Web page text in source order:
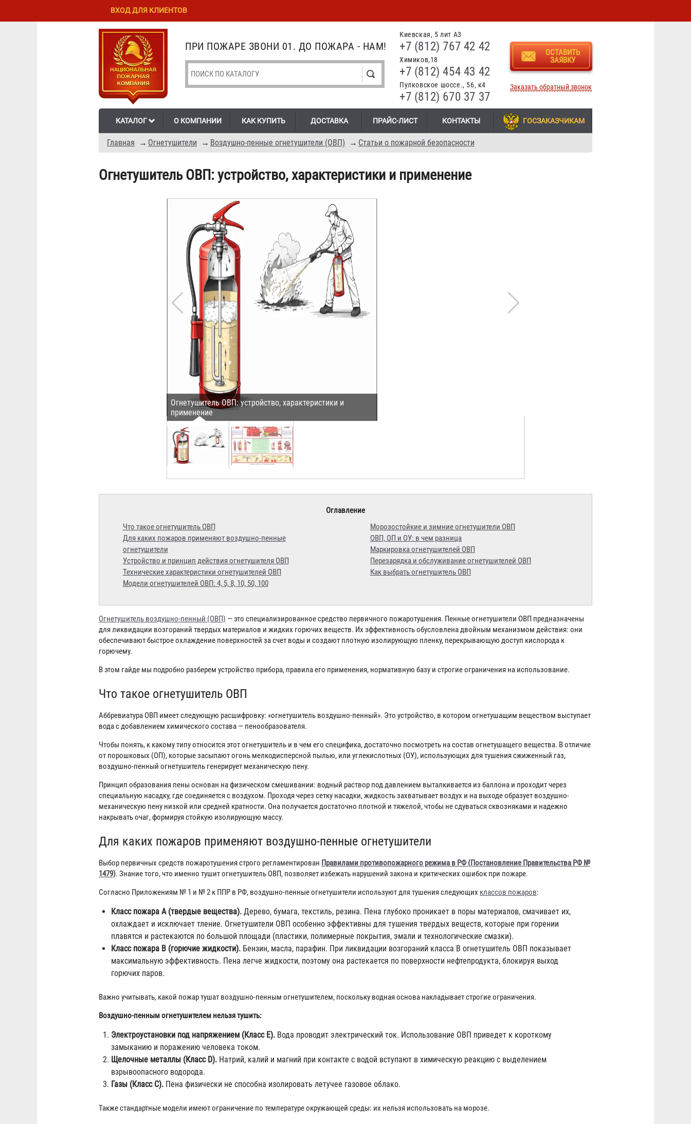
Перейти к
содержанию
Skip to
Киевская, 5 лит А3
+7 (812) 767 42 42
Химиков,18
+7 (812) 454 43 42
Пулковское шоссе., 56, к4
+7 (812) 670 37 37
ОСТАВИТЬ
ЗАЯВКУ
Заказать обратный звонок
ПРИ ПОЖАРЕ ЗВОНИ 01. ДО ПОЖАРА - НАМ!
КАТАЛОГ О КОМПАНИИ КАК КУПИТЬ ДОСТАВКА ПРАЙС-ЛИСТ КОНТАКТЫ ГОСЗАКАЗЧИКАМ
Главная → Огнетушители → Воздушно-пенные огнетушители (ОВП) → Статьи о пожарной безопасности
ВХОД ДЛЯ КЛИЕНТОВ
Огнетушитель ОВП: устройство, характеристики и применение
Огнетушитель ОВП: устройство, характеристики и
применение
Оглавление
Что такое огнетушитель ОВП
Для каких пожаров применяют воздушно-пенные
огнетушители
Устройство и принцип действия огнетушителя ОВП
Технические характеристики огнетушителей ОВП
Модели огнетушителей ОВП: 4, 5, 8, 10, 50, 100
Морозостойкие и зимние огнетушители ОВП
ОВП, ОП и ОУ: в чем разница
Маркировка огнетушителей ОВП
Перезарядка и обслуживание огнетушителей ОВП
Как выбрать огнетушитель ОВП
Огнетушитель воздушно-пенный (ОВП) — это специализированное средство первичного пожаротушения. Пенные огнетушители ОВП предназначены
для ликвидации возгораний твердых материалов и жидких горючих веществ. Их эффективность обусловлена двойным механизмом действия: они
обеспечивают быстрое охлаждение поверхностей за счет воды и создают плотную изолирующую пленку, перекрывающую доступ кислорода к
горючему.
В этом гайде мы подробно разберем устройство прибора, правила его применения, нормативную базу и строгие ограничения на использование.
Что такое огнетушитель ОВП
Аббревиатура ОВП имеет следующую расшифровку: «огнетушитель воздушно-пенный». Это устройство, в котором огнетушащим веществом выступает
вода с добавлением химического состава — пенообразователя.
Чтобы понять, к какому типу относится этот огнетушитель и в чем его специфика, достаточно посмотреть на состав огнетушащего вещества. В отличие
от порошковых (ОП), которые засыпают огонь мелкодисперсной пылью, или углекислотных (ОУ), использующих для тушения сжиженный газ,
воздушно-пенный огнетушитель генерирует механическую пену.
Принцип образования пены основан на физическом смешивании: водный раствор под давлением выталкивается из баллона и проходит через
специальную насадку, где соединяется с воздухом. Проходя через сетку насадки, жидкость захватывает воздух и на выходе образует воздушно-
механическую пену низкой или средней кратности. Она получается достаточно плотной и тяжелой, чтобы не сдуваться сквозняками и надежно
накрывать очаг, формируя стойкую изолирующую массу.
Для каких пожаров применяют воздушно-пенные огнетушители
Выбор первичных средств пожаротушения строго регламентирован Правилами противопожарного режима в РФ (Постановление Правительства РФ №
1479). Знание того, что именно тушит огнетушитель ОВП, позволяет избежать нарушений закона и критических ошибок при пожаре.
Согласно Приложениям № 1 и № 2 к ППР в РФ, воздушно-пенные огнетушители используют для тушения следующих классов пожаров:
Класс пожара А (твердые вещества). Дерево, бумага, текстиль, резина. Пена глубоко проникает в поры материалов, смачивает их,
охлаждает и исключает тление. Огнетушители ОВП особенно эффективны для тушения твердых веществ, которые при горении
плавятся и растекаются по большой площади (пластики, полимерные покрытия, эмали и технологические смазки).
Класс пожара В (горючие жидкости). Бензин, масла, парафин. При ликвидации возгораний класса В огнетушитель ОВП показывает
максимальную эффективность. Пена легче жидкости, поэтому она растекается по поверхности нефтепродукта, блокируя выход
горючих паров.
Важно учитывать, какой пожар тушат воздушно-пенным огнетушителем, поскольку водная основа накладывает строгие ограничения.
Воздушно-пенным огнетушителем нельзя тушить:
Электроустановки под напряжением (Класс Е). Вода проводит электрический ток. Использование ОВП приведет к короткому
замыканию и поражению человека током.
Щелочные металлы (Класс D). Натрий, калий и магний при контакте с водой вступают в химическую реакцию с выделением
взрывоопасного водорода.
Газы (Класс С). Пена физически не способна изолировать летучее газовое облако.
Также стандартные модели имеют ограничение по температуре окружающей среды: их нельзя использовать на морозе.